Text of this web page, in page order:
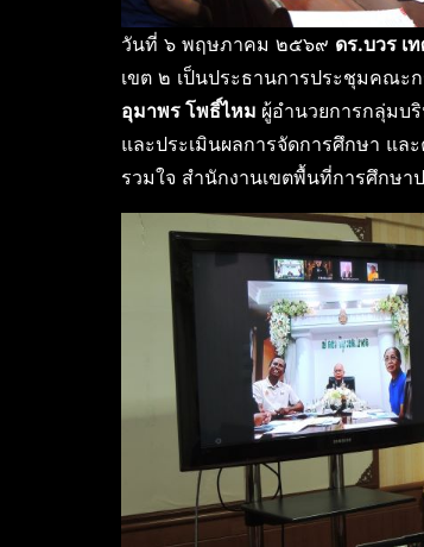
วันที่ ๖ พฤษภาคม ๒๕๖๙ ดร.บวร เ
เขต ๒ เป็นประธานการประชุมคณ
อุมาพร โพธิ์ไหม ผู้อำนวยการกลุ่มบ
และประเมินผลการจัดการศึกษา แ
รวมใจ สำนักงานเขตพื้นที่การศึกษา